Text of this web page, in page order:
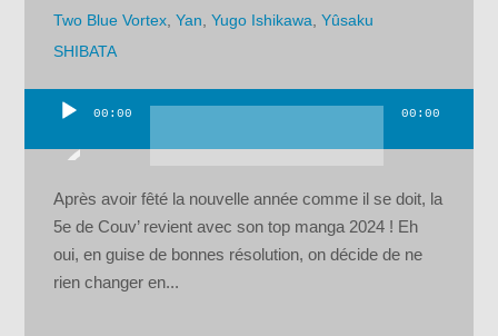
Two Blue Vortex ,Yan ,Yugo Ishikawa ,Yûsaku
SHIBATA
00:00 00:00
Après avoir fêté la nouvelle année comme il se doit, la
5e de Couv’ revient avec son top manga 2024 ! Eh
oui, en guise de bonnes résolution, on décide de ne
rien changer en...